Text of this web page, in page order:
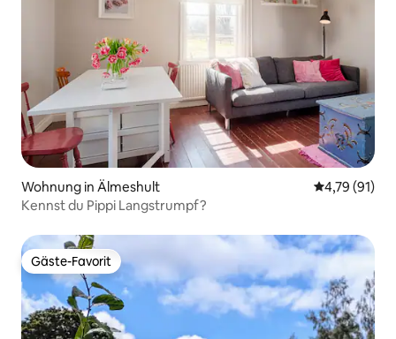
Wohnung in Älmeshult
4,79 (91)
Kennst du Pippi Langstrumpf?
Gäste-Favorit
Gäste-Favorit